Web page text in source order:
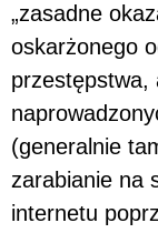
„zasadne
oskarżonego
przestępstwa,
(generalnie
zarabianie na
internetu